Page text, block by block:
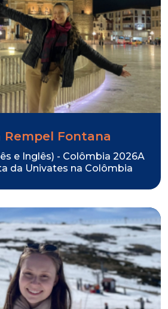
Rempel Fontana
e Inglês) - Colômbia 2026A
da Univates na Colômbia